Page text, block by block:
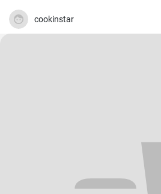
una golosità amata sia dai grandi che
genuina e facile da preparare che dona
qualsiasi pasto.
cookinstar